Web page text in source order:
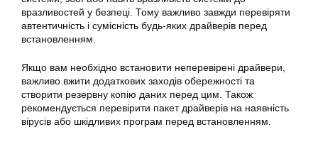
вразливостей у безпеці. Тому важливо завжди перевіряти
автентичність і сумісність будь-яких драйверів перед
встановленням.
Якщо вам необхідно встановити неперевірені драйвери,
важливо вжити додаткових заходів обережності та
створити резервну копію даних перед цим. Також
рекомендується перевірити пакет драйверів на наявність
вірусів або шкідливих програм перед встановленням.